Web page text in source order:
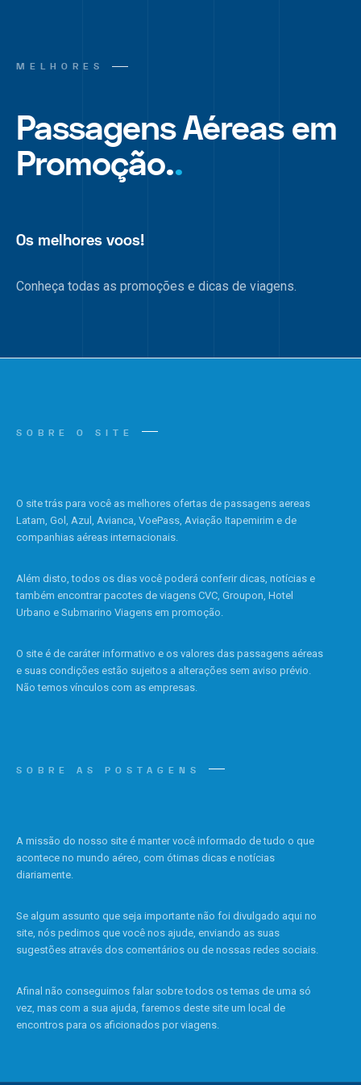
MELHORES
Passagens Aéreas em
Promoção..
Os melhores voos!
Conheça todas as promoções e dicas de viagens.
SOBRE O SITE
O site trás para você as melhores ofertas de passagens aereas
Latam, Gol, Azul, Avianca, VoePass, Aviação Itapemirim e de
companhias aéreas internacionais.
Além disto, todos os dias você poderá conferir dicas, notícias e
também encontrar pacotes de viagens CVC, Groupon, Hotel
Urbano e Submarino Viagens em promoção.
O site é de caráter informativo e os valores das passagens aéreas
e suas condições estão sujeitos a alterações sem aviso prévio.
Não temos vínculos com as empresas.
SOBRE AS POSTAGENS
A missão do nosso site é manter você informado de tudo o que
acontece no mundo aéreo, com ótimas dicas e notícias
diariamente.
Se algum assunto que seja importante não foi divulgado aqui no
site, nós pedimos que você nos ajude, enviando as suas
sugestões através dos comentários ou de nossas redes sociais.
Afinal não conseguimos falar sobre todos os temas de uma só
vez, mas com a sua ajuda, faremos deste site um local de
encontros para os aficionados por viagens.